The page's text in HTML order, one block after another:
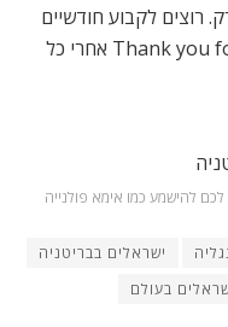
רוצים לקבוע חודשיים
מראש פליידייט ואומרים Thank you for having me אחרי כל
להישמע כמו אימא פולנייה
ישראלים בבריטניה
בעולם